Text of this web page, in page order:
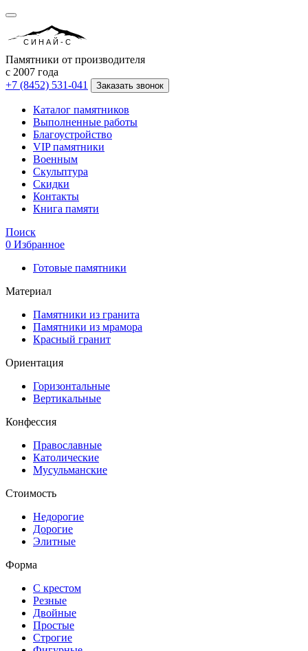
СИНАЙ-С
Памятники от производителя
с 2007 года
+7 (8452) 531-041
Заказать звонок
Каталог памятников
Выполненные работы
Благоустройство
VIP памятники
Военным
Скульптура
Скидки
Контакты
Книга памяти
Поиск
0 Избранное
Готовые памятники
Материал
Памятники из гранита
Памятники из мрамора
Красный гранит
Ориентация
Горизонтальные
Вертикальные
Конфессия
Православные
Католические
Мусульманские
Стоимость
Недорогие
Дорогие
Элитные
Форма
С крестом
Резные
Двойные
Простые
Строгие